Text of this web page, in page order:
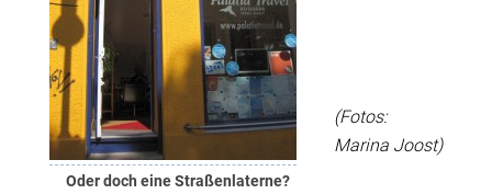
Oder doch eine Straßenlaterne?
(Fotos:
Marina Joost)